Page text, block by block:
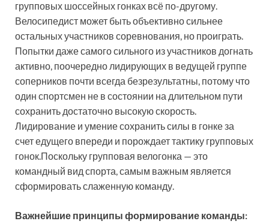
групповых шоссейных гонках всё по-другому.
Велосипедист может быть объективно сильнее
остальных участников соревнования, но проиграть.
Попытки даже самого сильного из участников догнать
активно, поочередно лидирующих в ведущей группе
соперников почти всегда безрезультатны, потому что
один спортсмен не в состоянии на длительном пути
сохранить достаточно высокую скорость.
Лидирование и умение сохранить силы в гонке за
счет едущего впереди и порождает тактику групповых
гонок.Поскольку групповая велогонка — это
командный вид спорта, самым важным является
сформировать слаженную команду.
Важнейшие принципы формирование команды: